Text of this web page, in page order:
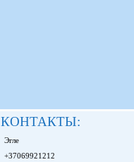
КОНТАКТЫ:
Эгле
+37069921212